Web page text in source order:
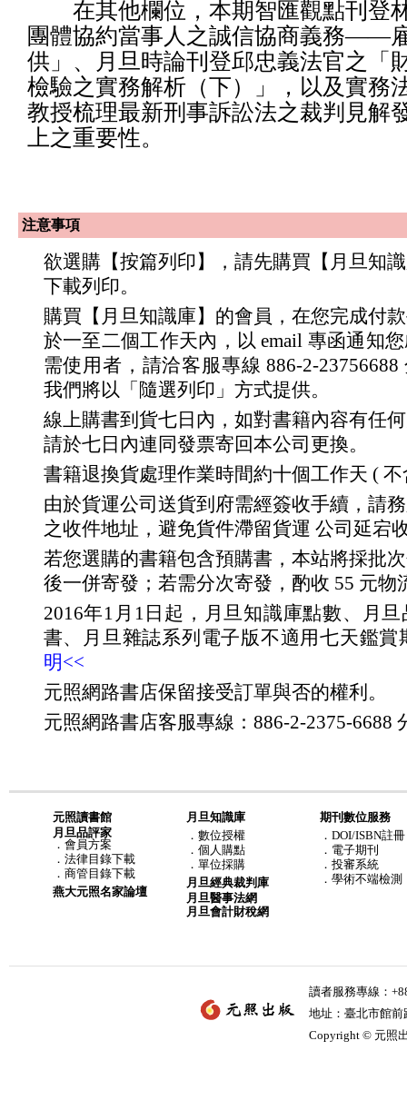
在其他欄位，本期智匯觀點刊登
團體協約當事人之誠信協商義務——
供」、月旦時論刊登邱忠義法官之「
檢驗之實務解析（下）」，以及實務
教授梳理最新刑事訴訟法之裁判見解
上之重要性。
注意事項
欲選購【按篇列印】，請先購買【月旦知
下載列印。
購買【月旦知識庫】的會員，在您完成付
於一至二個工作天內，以 email 專函通知
需使用者，請洽客服專線 886-2-23756688
我們將以「隨選列印」方式提供。
線上購書到貨七日內，如對書籍內容有任
請於七日內連同發票寄回本公司更換。
書籍退換貨處理作業時間約十個工作天 (
由於貨運公司送貨到府需經簽收手續，請
之收件地址，避免貨件滯留貨運 公司延宕
若您選購的書籍包含預購書，本站將採批
後一併寄發；若需分次寄發，酌收 55 元物
2016年1月1日起，月旦知識庫點數、月
書、月旦雜誌系列電子版不適用七天鑑賞
明<<
元照網路書店保留接受訂單與否的權利。
元照網路書店客服專線：886-2-2375-6688
元照讀書館
月旦品評家
． 會員方案
． 法律目錄下載
． 商管目錄下載
燕大元照名家論壇
月旦知識庫
． 數位授權
． 個人購點
． 單位採購
月旦經典裁判庫
月旦醫事法網
月旦會計財稅網
期刊數位服務
．DOI/ISBN註冊
．電子期刊
．投審系統
．學術不端檢測
讀者服務專線：
地址：臺北市館
Copyright © 元照